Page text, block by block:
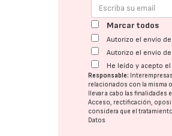
Marcar todos
Autorizo el envío
Autorizo el envío
He leído y acepto
Responsable:
relacionados con la misma
llevar a cabo las finalidades
Acceso, rectificación,
considera que el
Datos